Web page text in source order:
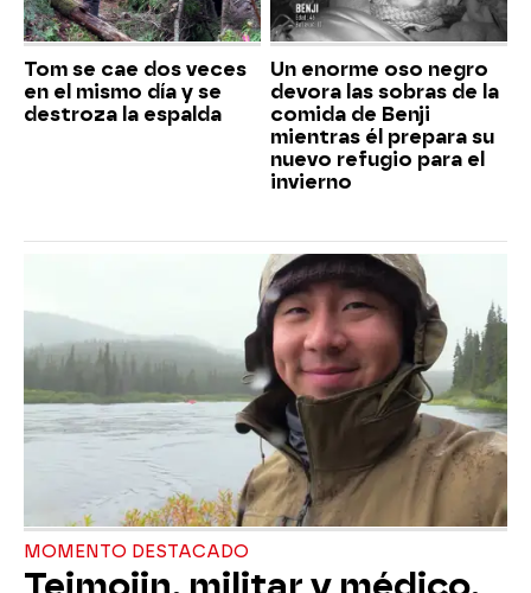
Tom se cae dos veces
en el mismo día y se
destroza la espalda
Un enorme oso negro
devora las sobras de la
comida de Benji
mientras él prepara su
nuevo refugio para el
invierno
MOMENTO DESTACADO